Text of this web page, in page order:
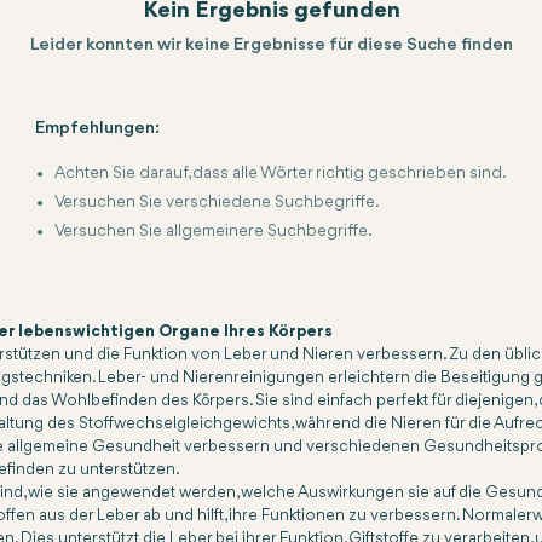
Kein Ergebnis gefunden
Leider konnten wir keine Ergebnisse für diese Suche finden
Empfehlungen:
Achten Sie darauf, dass alle Wörter richtig geschrieben sind.
Versuchen Sie verschiedene Suchbegriffe.
Versuchen Sie allgemeinere Suchbegriffe.
lebenswichtigen Organe Ihres Körpers
und die Funktion von Leber und Nieren verbessern. Zu den
Leber- und Nierenreinigungen erleichtern die Beseitigung
das Wohlbefinden des Körpers. Sie sind einfach perfekt für
des Stoffwechselgleichgewichts, während die Nieren für die
Gesundheit verbessern und verschiedenen
zu unterstützen.
wie sie angewendet werden, welche Auswirkungen sie auf die
aus der Leber ab und hilft, ihre Funktionen zu verbessern.